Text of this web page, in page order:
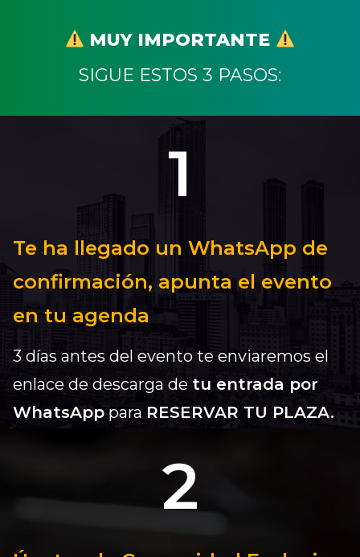
MUY IMPORTANTE
SIGUE ESTOS 3 PASOS:
1
Te ha llegado un WhatsApp de
confirmación, apunta el evento
en tu agenda
3 días antes del evento te enviaremos el
enlace de descarga de tu entrada por
WhatsApp para RESERVAR TU PLAZA.
2